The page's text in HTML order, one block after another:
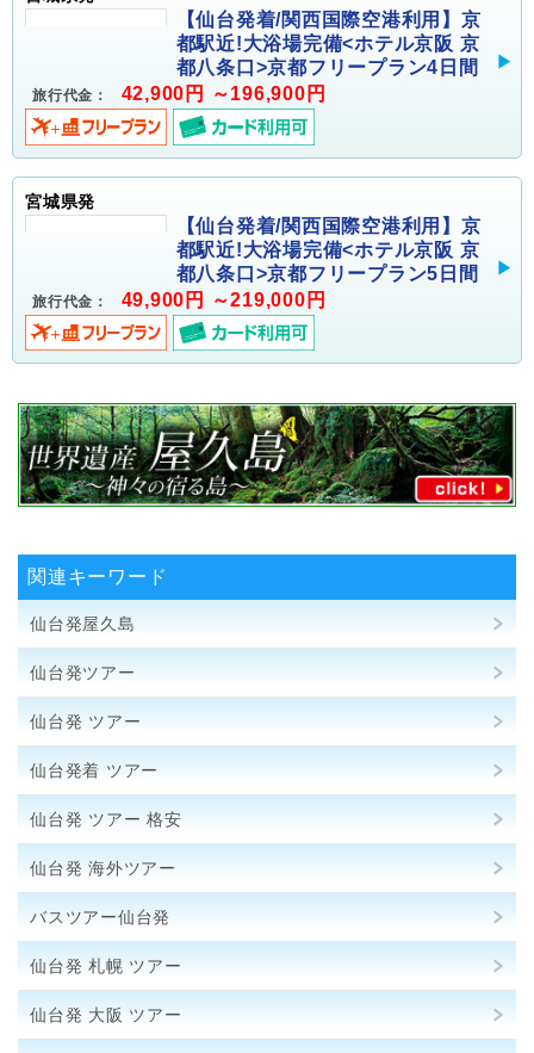
【仙台発着/関西国際空港利用】京
都駅近!大浴場完備<ホテル京阪 京
都八条口>京都フリープラン4日間
旅行代金： 42,900円 ～196,900円
宮城県発
【仙台発着/関西国際空港利用】京
都駅近!大浴場完備<ホテル京阪 京
都八条口>京都フリープラン5日間
旅行代金： 49,900円 ～219,000円
関連キーワード
仙台発屋久島
仙台発ツアー
仙台発 ツアー
仙台発着 ツアー
仙台発 ツアー 格安
仙台発 海外ツアー
バスツアー仙台発
仙台発 札幌 ツアー
仙台発 大阪 ツアー